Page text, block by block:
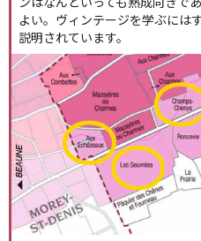
よい。ヴィンテージを学ぶには
説明されています。